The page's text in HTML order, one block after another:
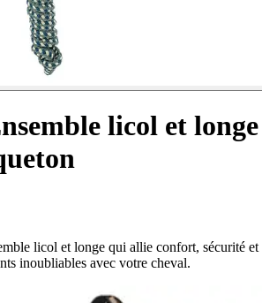
licol et longe
licol et longe qui allie confort, sécurité et
inoubliables avec votre cheval.